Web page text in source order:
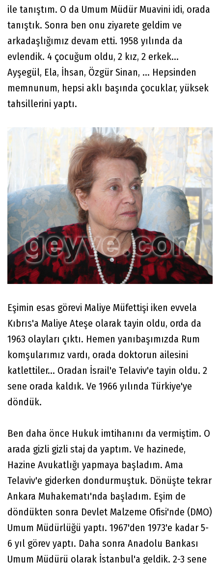
ile tanıştım. O da Umum Müdür Muavini idi, orada
tanıştık. Sonra ben onu ziyarete geldim ve
arkadaşlığımız devam etti. 1958 yılında da
evlendik. 4 çocuğum oldu, 2 kız, 2 erkek...
Ayşegül, Ela, İhsan, Özgür Sinan, ... Hepsinden
memnunum, hepsi aklı başında çocuklar, yüksek
tahsillerini yaptı.
Eşimin esas görevi Maliye Müfettişi iken evvela
Kıbrıs'a Maliye Ateşe olarak tayin oldu, orda da
1963 olayları çıktı. Hemen yanıbaşımızda Rum
komşularımız vardı, orada doktorun ailesini
katlettiler... Oradan İsrail'e Telaviv'e tayin oldu. 2
sene orada kaldık. Ve 1966 yılında Türkiye'ye
döndük.
Ben daha önce Hukuk imtihanını da vermiştim. O
arada gizli gizli staj da yaptım. Ve hazinede,
Hazine Avukatlığı yapmaya başladım. Ama
Telaviv'e giderken dondurmuştuk. Dönüşte tekrar
Ankara Muhakematı'nda başladım. Eşim de
döndükten sonra Devlet Malzeme Ofisi'nde (DMO)
Umum Müdürlüğü yaptı. 1967'den 1973'e kadar 5-
6 yıl görev yaptı. Daha sonra Anadolu Bankası
Umum Müdürü olarak İstanbul'a geldik. 2-3 sene